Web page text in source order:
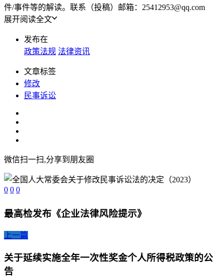
件/事件等的解读。联系（投稿）邮箱：25412953@qq.com
展开阅读全文
发布在
政策法规 法律资讯
文章标签
修改
民事诉讼
微信扫一扫,分享到朋友圈
0 0 0
最高检发布《企业法律风险提示》
上一篇
关于延续实施全年一次性奖金个人所得税政策的公
告